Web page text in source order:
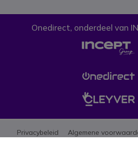
Onedirect, onderdeel van
Privacybeleid Algemene